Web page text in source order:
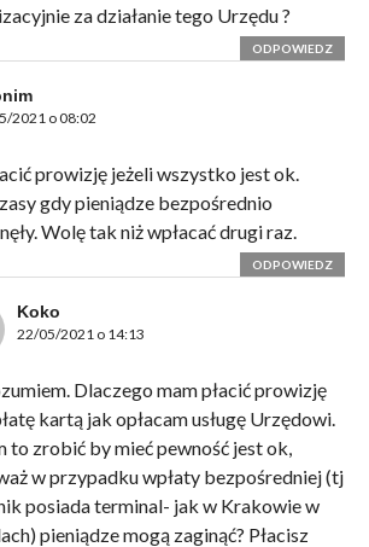
za działanie tego Urzędu ?
ODPOWIEDZ
2021 o 08:02
prowizję jeżeli wszystko jest ok.
gdy pieniądze bezpośrednio
Wolę tak niż wpłacać drugi raz.
ODPOWIEDZ
Koko
22/05/2021 o 14:13
Dlaczego mam płacić prowizję
kartą jak opłacam usługę Urzędowi.
to zrobić by mieć pewność jest ok,
w przypadku wpłaty bezpośredniej (tj
posiada terminal- jak w Krakowie w
pieniądze mogą zaginąć? Płacisz